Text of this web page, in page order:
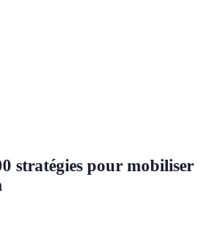
stratégies pour mobiliser